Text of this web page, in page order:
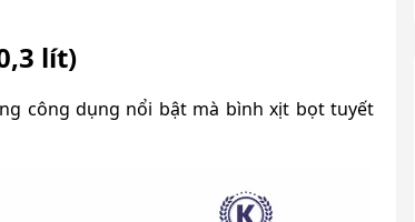
lít)
công dụng nổi bật mà bình xịt bọt tuyết